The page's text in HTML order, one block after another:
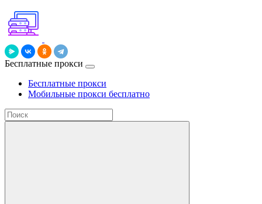
Бесплатные прокси
Бесплатные прокси
Мобильные прокси бесплатно